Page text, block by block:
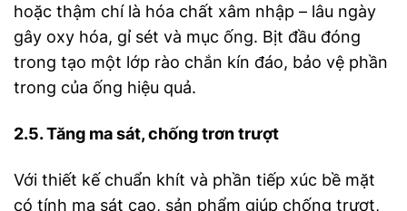
hoặc thậm chí là hóa chất xâm nhập – lâu ngày
gây oxy hóa, gỉ sét và mục ống. Bịt đầu đóng
trong tạo một lớp rào chắn kín đáo, bảo vệ phần
trong của ống hiệu quả.
2.5. Tăng ma sát, chống trơn trượt
Với thiết kế chuẩn khít và phần tiếp xúc bề mặt
có tính ma sát cao, sản phẩm giúp chống trượt,